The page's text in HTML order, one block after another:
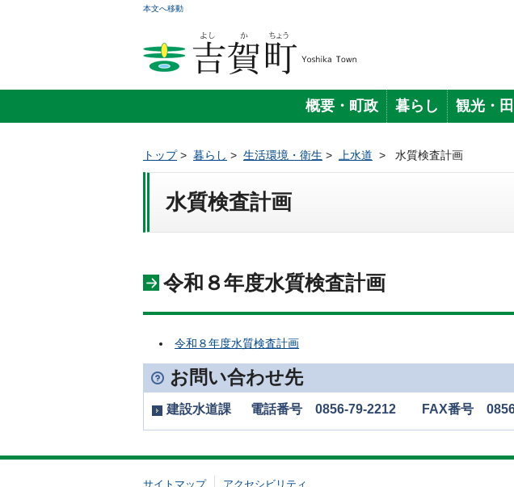
本文へ移動
概要・町政 暮らし 観光・
トップ> 暮らし > 生活環境・衛生 > 上水道 > 水質検査計画
水質検査計画
令和８年度水質検査計画
令和８年度水質検査計画
お問い合わせ先
建設水道課 電話番号 0856-79-2212 FAX番号
サイトマップ アクセシビリティ